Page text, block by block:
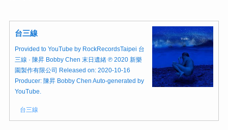
台三線
Provided to YouTube by RockRecordsTaipei 台
三線 · 陳昇 Bobby Chen 末日遺緒 ℗ 2020 新樂
園製作有限公司 Released on: 2020-10-16
Producer: 陳昇 Bobby Chen Auto-generated by
YouTube.
台三線